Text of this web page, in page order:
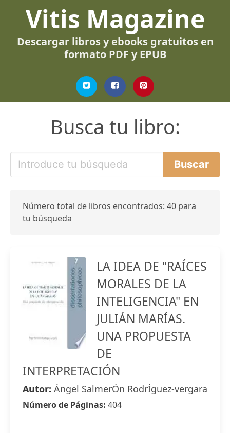
Vitis Magazine
Descargar libros y ebooks gratuitos en
formato PDF y EPUB
Busca tu libro:
Número total de libros encontrados: 40 para
tu búsqueda
LA IDEA DE "RAÍCES
MORALES DE LA
INTELIGENCIA" EN
JULIÁN MARÍAS.
UNA PROPUESTA
DE
INTERPRETACIÓN
Autor: Ángel SalmerÓn RodrÍguez-vergara
Número de Páginas: 404